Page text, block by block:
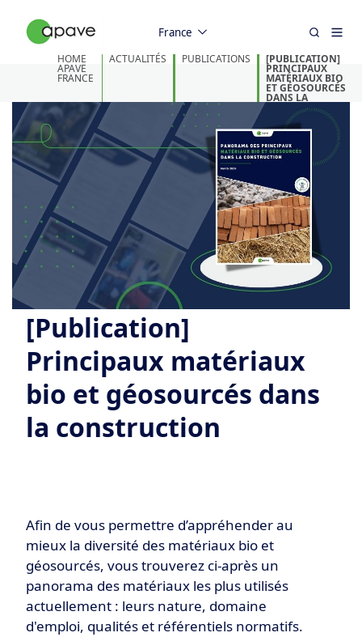
France
HOME
APAVE
FRANCE
ACTUALITÉS PUBLICATIONS [PUBLICATION]
PRINCIPAUX
MATÉRIAUX BIO
ET GÉOSOURCÉS
DANS LA
CONSTRUCTION
[Publication]
Principaux matériaux
bio et géosourcés dans
la construction
Afin de vous permettre d’appréhender au
mieux la diversité des matériaux bio et
géosourcés, vous trouverez ci-après un
panorama des matériaux les plus utilisés
actuellement : leurs nature, domaine
d'emploi, qualités et référentiels normatifs.